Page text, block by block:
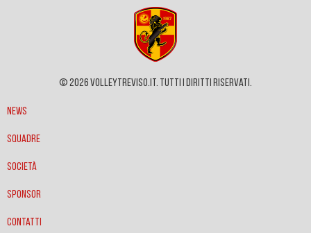
© 2026 VOLLEYTREVISO.IT. Tutti i diritti riservati.
News
Squadre
Società
Sponsor
Contatti